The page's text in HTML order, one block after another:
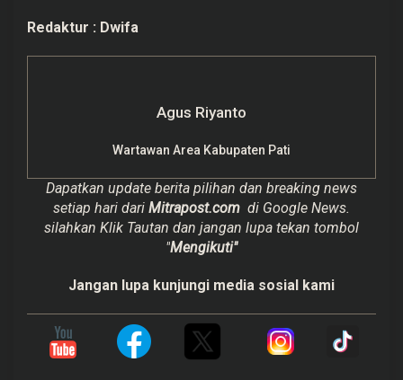
Redaktur : Dwifa
Agus Riyanto
Wartawan Area Kabupaten Pati
Dapatkan update berita pilihan dan breaking news
setiap hari dari Mitrapost.com di Google News.
silahkan Klik Tautan dan jangan lupa tekan tombol
"Mengikuti"
Jangan lupa kunjungi media sosial kami